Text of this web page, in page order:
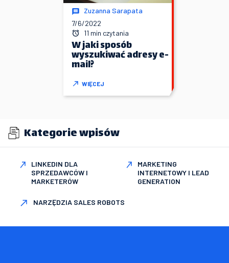
Zuzanna Sarapata
7/6/2022
11 min czytania
W jaki sposób
wyszukiwać adresy e-
mail?
WIĘCEJ
Kategorie wpisów
LINKEDIN DLA
SPRZEDAWCÓW I
MARKETERÓW
MARKETING
INTERNETOWY I LEAD
GENERATION
NARZĘDZIA SALES ROBOTS